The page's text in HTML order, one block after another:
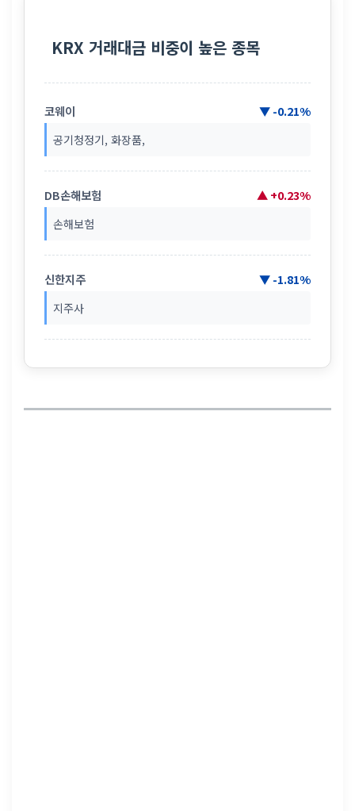
KRX 거래대금 비중이 높은 종목
코웨이 ▼ -0.21%
공기청정기, 화장품,
DB손해보험 ▲ +0.23%
손해보험
신한지주 ▼ -1.81%
지주사